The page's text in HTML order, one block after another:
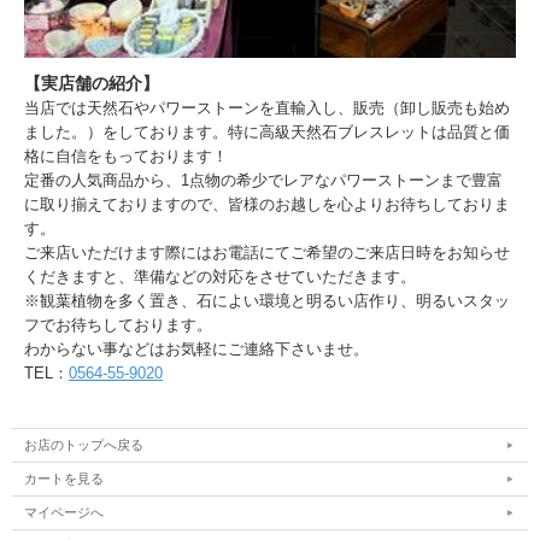
【実店舗の紹介】
当店では天然石やパワーストーンを直輸入し、販売（卸し販売も始め
ました。）をしております。特に高級天然石ブレスレットは品質と価
格に自信をもっております！
定番の人気商品から、1点物の希少でレアなパワーストーンまで豊富
に取り揃えておりますので、皆様のお越しを心よりお待ちしておりま
す。
ご来店いただけます際にはお電話にてご希望のご来店日時をお知らせ
くだきますと、準備などの対応をさせていただきます。
※観葉植物を多く置き、石によい環境と明るい店作り、明るいスタッ
フでお待ちしております。
わからない事などはお気軽にご連絡下さいませ。
TEL： 0564-55-9020
お店のトップへ戻る
カートを見る
マイページへ